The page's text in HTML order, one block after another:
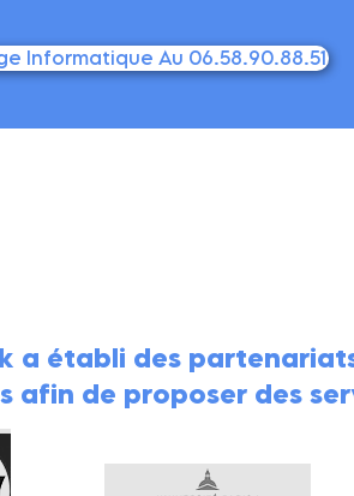
Informatique Au 06.58.90.88.51
a établi des
afin de proposer des